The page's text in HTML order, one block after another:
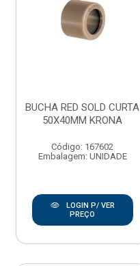
BUCHA RED SOLD CURTA
50X40MM KRONA
Código: 167602
Embalagem: UNIDADE
LOGIN P/ VER
PREÇO